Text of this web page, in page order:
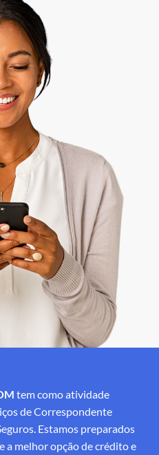
tem como atividade
de Correspondente
Estamos preparados
a melhor opção de crédito e